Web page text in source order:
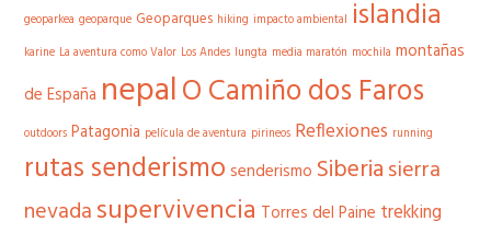
geoparkea geoparque Geoparques hiking impacto ambiental islandia
karine La aventura como Valor Los Andes lungta media maratón mochila montañas
de España nepalO Camiño dos Faros
outdoors Patagonia película de aventura pirineos Reflexiones running
rutas senderismo senderismo Siberiasierra
nevadasupervivencia Torres del Paine trekking